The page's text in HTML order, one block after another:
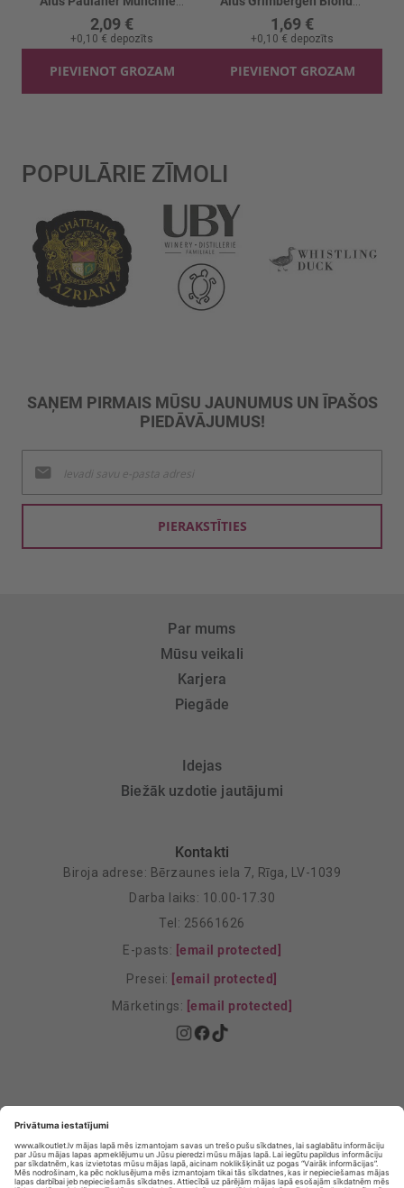
2,09 €
+0,10 € depozīts
PIEVIENOT GROZAM
1,69 €
+0,10 € depozīts
PIEVIENOT GROZAM
POPULĀRIE ZĪMOLI
SAŅEM PIRMAIS MŪSU JAUNUMUS UN ĪPAŠOS
PIEDĀVĀJUMUS!
jaunumu
saņemšanai:
PIERAKSTĪTIES
Par mums
Mūsu veikali
Karjera
Piegāde
Idejas
Biežāk uzdotie jautājumi
Kontakti
Biroja adrese: Bērzaunes iela 7, Rīga, LV-1039
Darba laiks: 10.00-17.30
Tel: 25661626
E-pasts: [email protected]
Presei: [email protected]
Mārketings: [email protected]
Privātuma Iestatījumi
E-veikala lietošanas noteikumi